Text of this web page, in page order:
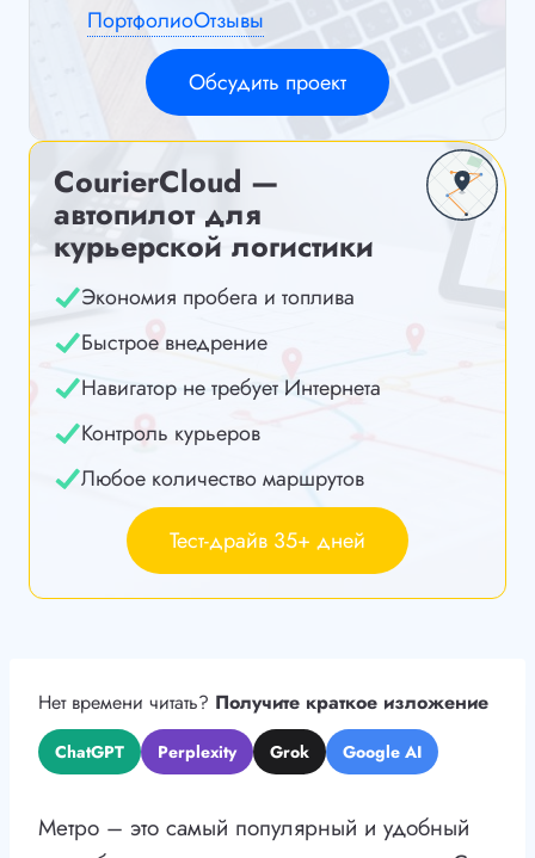
ПортфолиоОтзывы
Обсудить проект
CourierCloud —
автопилот для
курьерской логистики
Экономия пробега и топлива
Быстрое внедрение
Навигатор не требует Интернета
Контроль курьеров
Любое количество маршрутов
Тест-драйв 35+ дней
Нет времени читать? Получите краткое изложение
ChatGPT Perplexity Grok Google AI
Метро – это самый популярный и удобный